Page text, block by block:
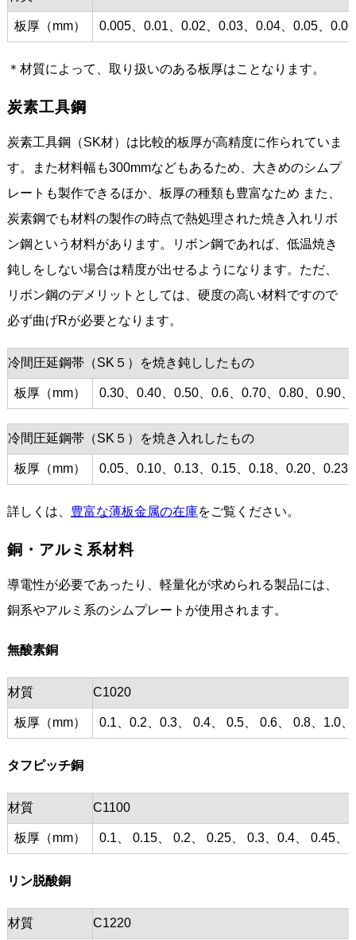
板厚（mm） 0.005、0.01、0.02、0.03、0.04、0.05、
＊材質によって、取り扱いのある板厚はことなります。
炭素工具鋼
炭素工具鋼（SK材）は比較的板厚が高精度に作られていま
す。また材料幅も300mmなどもあるため、大きめのシムプ
レートも製作できるほか、板厚の種類も豊富なため また、
炭素鋼でも材料の製作の時点で熱処理された焼き入れリボ
ン鋼という材料があります。リボン鋼であれば、低温焼き
鈍しをしない場合は精度が出せるようになります。ただ、
リボン鋼のデメリットとしては、硬度の高い材料ですので
必ず曲げRが必要となります。
冷間圧延鋼帯（SK５）を焼き鈍ししたもの
板厚（mm） 0.30、0.40、0.50、0.6、0.70、0.80、0.90
冷間圧延鋼帯（SK５）を焼き入れしたもの
板厚（mm） 0.05、0.10、0.13、0.15、0.18、0.20、
詳しくは、 豊富な薄板金属の在庫をご覧ください。
銅・アルミ系材料
導電性が必要であったり、軽量化が求められる製品には、
銅系やアルミ系のシムプレートが使用されます。
無酸素銅
材質 C1020
板厚（mm） 0.1、0.2、0.3、 0.4、 0.5、 0.6、 0.8、1.0
タフピッチ銅
材質 C1100
板厚（mm） 0.1、 0.15、 0.2、 0.25、 0.3、0.4、 0.45、
リン脱酸銅
材質 C1220